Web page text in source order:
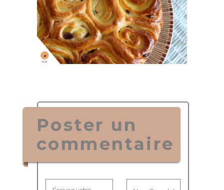
Poster un
commentaire